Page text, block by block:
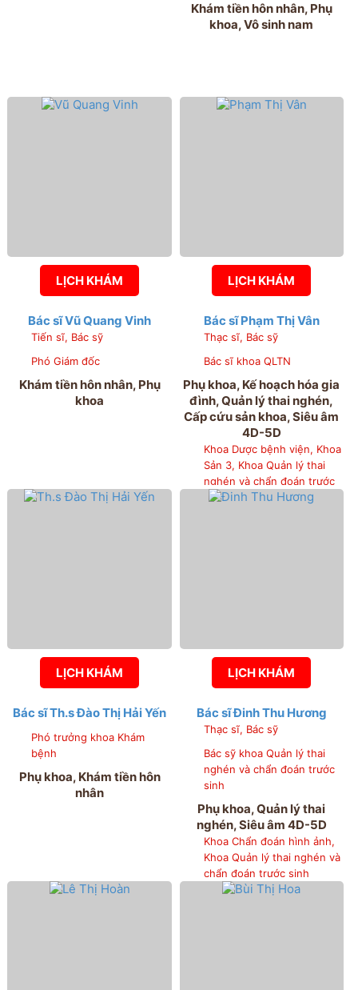
Khám tiền hôn nhân, Phụ
khoa, Vô sinh nam
LỊCH KHÁM
Bác sĩ Vũ Quang Vinh
Tiến sĩ, Bác sỹ
Phó Giám đốc
Khám tiền hôn nhân, Phụ
khoa
LỊCH KHÁM
Bác sĩ Phạm Thị Vân
Thạc sĩ, Bác sỹ
Bác sĩ khoa QLTN
Phụ khoa, Kế hoạch hóa gia
đình, Quản lý thai nghén,
Cấp cứu sản khoa, Siêu âm
4D-5D
Khoa Dược bệnh viện, Khoa
Sản 3, Khoa Quản lý thai
nghén và chẩn đoán trước
sinh
LỊCH KHÁM
Bác sĩ Th.s Đào Thị Hải Yến
Phó trưởng khoa Khám
bệnh
Phụ khoa, Khám tiền hôn
nhân
LỊCH KHÁM
Bác sĩ Đinh Thu Hương
Thạc sĩ, Bác sỹ
Bác sỹ khoa Quản lý thai
nghén và chẩn đoán trước
sinh
Phụ khoa, Quản lý thai
nghén, Siêu âm 4D-5D
Khoa Chẩn đoán hình ảnh,
Khoa Quản lý thai nghén và
chẩn đoán trước sinh